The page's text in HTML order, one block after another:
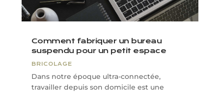
Comment fabriquer un bureau
suspendu pour un petit espace
BRICOLAGE
Dans notre époque ultra-connectée,
travailler depuis son domicile est une